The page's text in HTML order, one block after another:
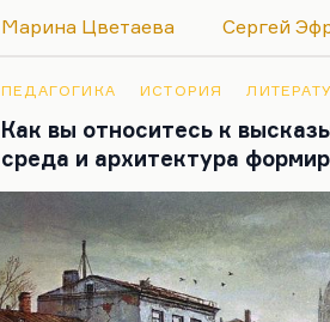
императивным. Она могла
«Я буду за вами ходить, как собака»
написала в той же тетради:«Вот
Я не знаю, осталась ли
с…
Марина Цветаева Сергей
ПЕДАГОГИКА ИСТОРИЯ
Как вы относитесь к
среда и архитектура